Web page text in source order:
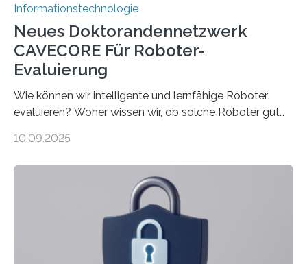
Informationstechnologie
Neues Doktorandennetzwerk
CAVECORE Für Roboter-
Evaluierung
Wie können wir intelligente und lernfähige Roboter
evaluieren? Woher wissen wir, ob solche Roboter gut
sich CAVECORE – ein neues Marie Skłodowska-Curie
koordiniert wird. Ab dem 1. September werden sich
über einen Zeitraum von vier Jahren insgesamt 15
Promovierende im Rahmen von CAVECORE mit
kognitiven Robotern beschäftigen – also mit Robotern,
die mittels Sensoren ihre Umgebung erfassen,
Informationen verarbeiten und häufig auch mit…
10.09.2025